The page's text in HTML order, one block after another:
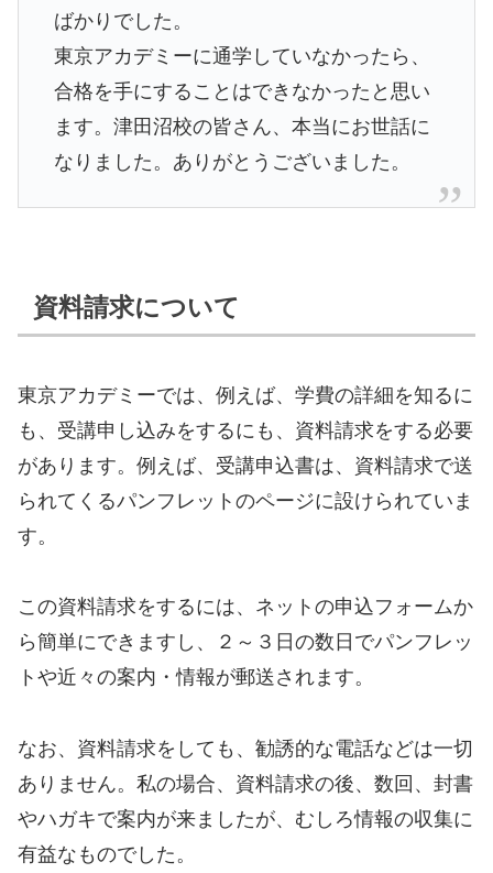
ばかりでした。
東京アカデミーに通学していなかったら、
合格を手にすることはできなかったと思い
ます。津田沼校の皆さん、本当にお世話に
なりました。ありがとうございました。
資料請求について
東京アカデミーでは、例えば、学費の詳細を知るに
も、受講申し込みをするにも、資料請求をする必要
があります。例えば、受講申込書は、資料請求で送
られてくるパンフレットのページに設けられていま
す。
この資料請求をするには、ネットの申込フォームか
ら簡単にできますし、２～３日の数日でパンフレッ
トや近々の案内・情報が郵送されます。
なお、資料請求をしても、勧誘的な電話などは一切
ありません。私の場合、資料請求の後、数回、封書
やハガキで案内が来ましたが、むしろ情報の収集に
有益なものでした。